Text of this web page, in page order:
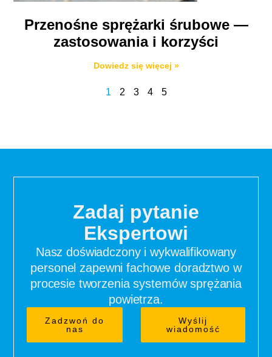
Przenośne sprężarki śrubowe —
zastosowania i korzyści
Dowiedz się więcej »
1 2 3 4 5
Zadaj pytanie
Ekspertowi
Nasz doświadczony i wykwalifikowany
personel zapewni fachowe doradztwo w
procesie tworzenia systemów sprężania
powietrza.
Zadzwoń do
nas
Wyślij
wiadomość